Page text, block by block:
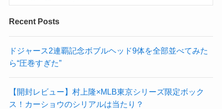
Recent Posts
ドジャース2連覇記念ボブルヘッド9体を全部並べてみた
ら“圧巻すぎた”
【開封レビュー】村上隆×MLB東京シリーズ限定ボック
ス！カーショウのシリアルは当たり？